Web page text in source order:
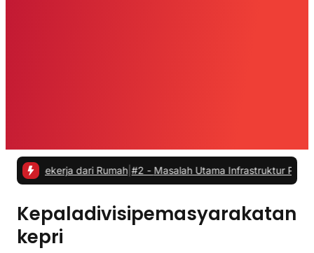
dari Rumah|#2 -Masalah Utama Infrastruktur Pengisian
Kepaladivisipemasyarakatan
kepri